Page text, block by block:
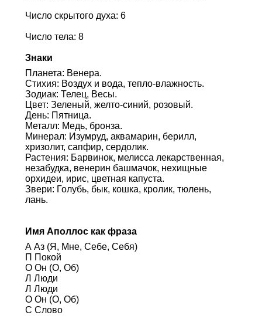
Число скрытого духа: 6
Число тела: 8
Знаки
Планета: Венера.
Стихия: Воздух и вода, тепло-влажность.
Зодиак: Телец, Весы.
Цвет: Зеленый, желто-синий, розовый.
День: Пятница.
Металл: Медь, бронза.
Минерал: Изумруд, аквамарин, берилл,
хризолит, сапфир, сердолик.
Растения: Барвинок, мелисса лекарственная,
незабудка, венерин башмачок, нехищные
орхидеи, ирис, цветная капуста.
Звери: Голубь, бык, кошка, кролик, тюлень,
лань.
Имя Аполлос как фраза
А Аз (Я, Мне, Себе, Себя)
П Покой
О Он (О, Об)
Л Люди
Л Люди
О Он (О, Об)
С Слово